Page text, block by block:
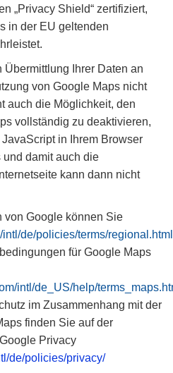
„Privacy Shield“ zertifiziert,
in der EU geltenden
Ihrer Daten an
von Google Maps nicht
auch die Möglichkeit, den
vollständig zu deaktivieren,
in Ihrem Browser
damit auch die
kann dann nicht
von Google können Sie
de/policies/terms/regional.html
für Google Maps
intl/de_US/help/
im Zusammenhang mit der
finden Sie auf der
Privacy
de/policies/privacy/